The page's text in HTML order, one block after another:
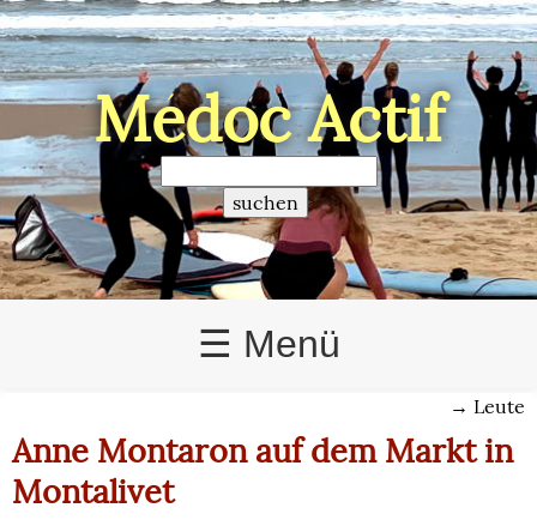
Médoc Actif
>
☰ Menü
→ Leute
Anne Montaron auf dem Markt in
Montalivet